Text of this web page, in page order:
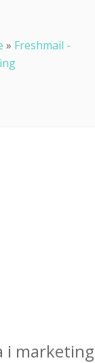
» Freshmail -
i marketing